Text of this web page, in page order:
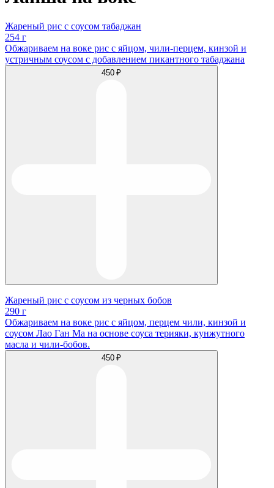
Жареный рис с соусом табаджан
254 г
Обжариваем на воке рис с яйцом, чили-перцем, кинзой и
устричным соусом с добавлением пикантного табаджана
450 ₽
Жареный рис с соусом из черных бобов
290 г
Обжариваем на воке рис с яйцом, перцем чили, кинзой и
соусом Лао Ган Ма на основе соуса терияки, кунжутного
масла и чили-бобов.
450 ₽